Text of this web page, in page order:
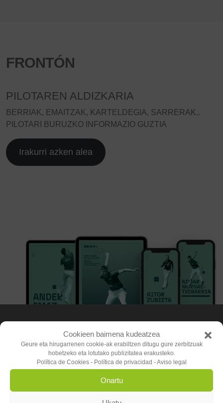
Cookieen baimena kudeatzea
Geure eta hirugarrenen cookie-ak erabiltzen ditugu gure zerbitzuak
hobetzeko eta lotutako publizitatea erakusteko.
Política de Cookies- Política de privacidad -Aviso legal
Onartu
FRONTÓN
PILOTAREN ALDIZKARIA
BERRIAK, EMAITZAK, KARTELDEGIA, SARRERAK..
PILOTARI BURUZKO INFORMAZIO GUZTIA
Irakurri azken alea
LEGE OHARRA BIDALKETA-GASTUAK
PRIBATUTASUN-POLITIKA